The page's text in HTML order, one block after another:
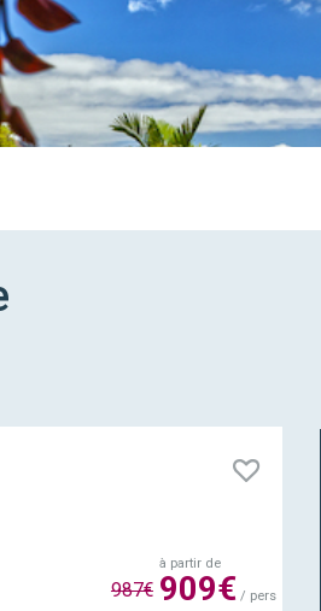
à partir de
909€/ pers
987€